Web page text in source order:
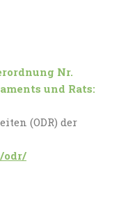
Nr.
und Rats:
(ODR) der
odr/